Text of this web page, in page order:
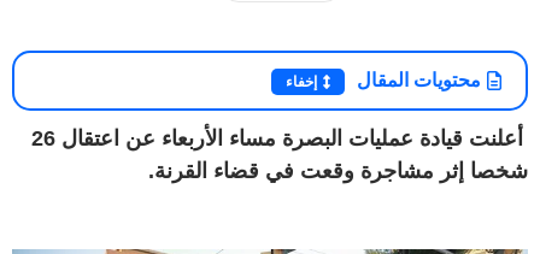
محتويات المقال إخفاء
أعلنت قيادة عمليات البصرة مساء الأربعاء عن اعتقال 26
شخصا إثر مشاجرة وقعت في قضاء القرنة.